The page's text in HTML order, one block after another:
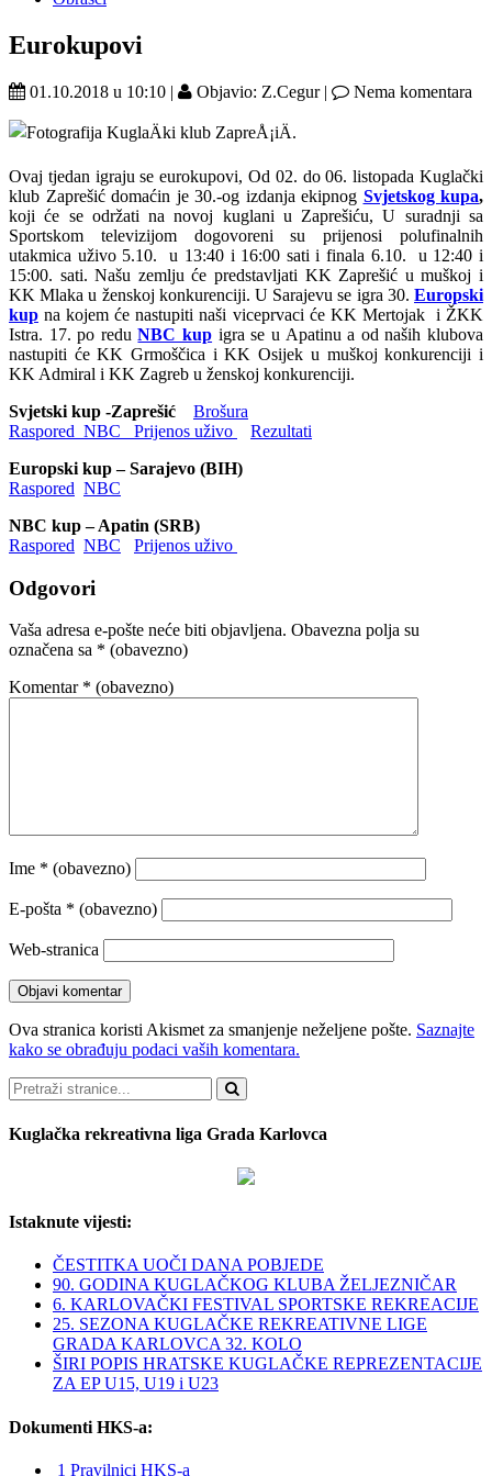
Eurokupovi
01.10.2018 u 10:10 | Objavio: Z.Cegur | Nema komentara
Ovaj tjedan igraju se eurokupovi, Od 02. do 06. listopada Kuglački
klub Zaprešić domaćin je 30.-og izdanja ekipnog Svjetskog kupa,
koji će se održati na novoj kuglani u Zaprešiću, U suradnji sa
Sportskom televizijom dogovoreni su prijenosi polufinalnih
utakmica uživo 5.10. u 13:40 i 16:00 sati i finala 6.10.
u 12:40 i
15:00. sati. Našu zemlju će predstavljati KK Zaprešić u muškoj i
KK Mlaka u ženskoj konkurenciji. U Sarajevu se igra 30. Europski
kup na kojem će nastupiti naši viceprvaci će KK Mertojak i ŽKK
Istra. 17. po reduNBC kup igra se u Apatinu a od naših klubova
nastupiti će KK Grmoščica i KK Osijek u muškoj konkurenciji i
KK Admiral i KK Zagreb u ženskoj konkurenciji.
Svjetski kup -Zaprešić Brošura
Raspored NBC Prijenos uživo
Rezultati
Europski kup – Sarajevo (BIH)
Raspored NBC
NBC kup – Apatin (SRB)
Raspored NBC Prijenos uživo
Odgovori
Vaša adresa e-pošte neće biti objavljena. Obavezna polja su
označena sa * (obavezno)
Komentar * (obavezno)
Ime * (obavezno)
E-pošta * (obavezno)
Web-stranica
Ova stranica koristi Akismet za smanjenje neželjene pošte. Saznajte
kako se obrađuju podaci vaših komentara.
Pretraži
Kuglačka rekreativna liga Grada Karlovca
Istaknute vijesti:
ČESTITKA UOČI DANA POBJEDE
90. GODINA KUGLAČKOG KLUBA ŽELJEZNIČAR
6. KARLOVAČKI FESTIVAL SPORTSKE REKREACIJE
25. SEZONA KUGLAČKE REKREATIVNE LIGE
GRADA KARLOVCA 32. KOLO
ŠIRI POPIS HRATSKE KUGLAČKE REPREZENTACIJE
ZA EP U15, U19 i U23
Dokumenti HKS-a:
1 Pravilnici HKS-a